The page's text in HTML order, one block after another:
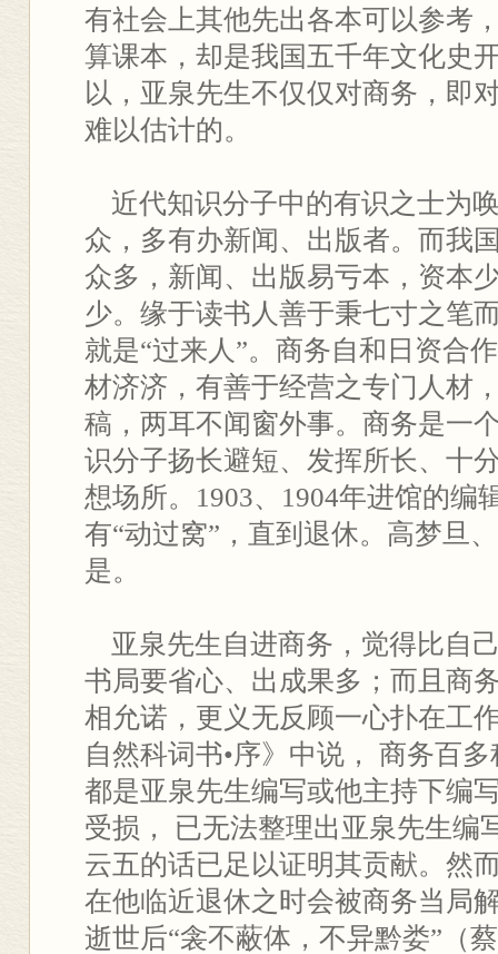
有社会上其他先出各本可以参考
算课本，却是我国五千年文化史
以，亚泉先生不仅仅对商务，即
难以估计的。
近代知识分子中的有识之士为
众，多有办新闻、出版者。而我
众多，新闻、出版易亏本，资本
少。缘于读书人善于秉七寸之笔
就是“过来人”。商务自和日资合
材济济，有善于经营之专门人材
稿，两耳不闻窗外事。商务是一
识分子扬长避短、发挥所长、十
想场所。1903、1904年进馆的编
有“动过窝”，直到退休。高梦旦
是。
亚泉先生自进商务，觉得比自
书局要省心、出成果多；而且商
相允诺，更义无反顾一心扑在工
自然科词书•序》中说， 商务百
都是亚泉先生编写或他主持下编
受损， 已无法整理出亚泉先生编
云五的话已足以证明其贡献。然
在他临近退休之时会被商务当局
逝世后“衾不蔽体，不异黔娄”（